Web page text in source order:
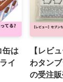
缶は
イ
【レビ
わタン
の受注